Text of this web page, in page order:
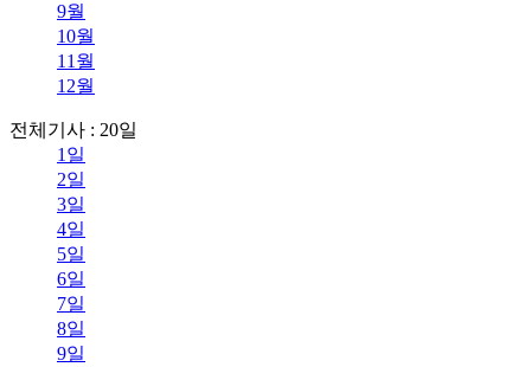
9월
10월
11월
12월
전체기사 : 20일
1일
2일
3일
4일
5일
6일
7일
8일
9일